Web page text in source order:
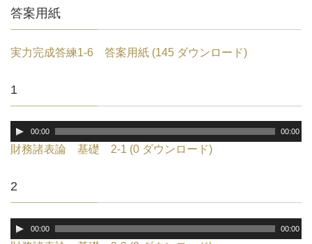
答案用紙
実力完成答練1-6 答案用紙 (145 ダウンロード)
1
音
声
ー
ヤ
ー
00:00 00:00
財務諸表論 基礎 2-1 (0 ダウンロード)
2
音
声
00:00 00:00